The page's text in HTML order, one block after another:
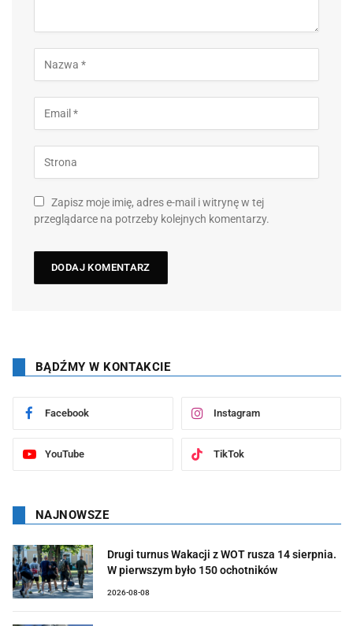
Zapisz moje imię, adres e-mail i witrynę w tej
przeglądarce na potrzeby kolejnych komentarzy.
BĄDŹMY W KONTAKCIE
Facebook Instagram
YouTube TikTok
NAJNOWSZE
Drugi turnus Wakacji z WOT rusza 14 sierpnia.
W pierwszym było 150 ochotników
2026-08-08